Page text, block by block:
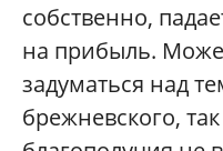
собственно,
на прибыль.
задуматься над
брежневского,